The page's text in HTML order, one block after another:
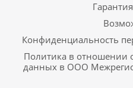
Конфиденциальность
Политика в отношении
данных в ООО